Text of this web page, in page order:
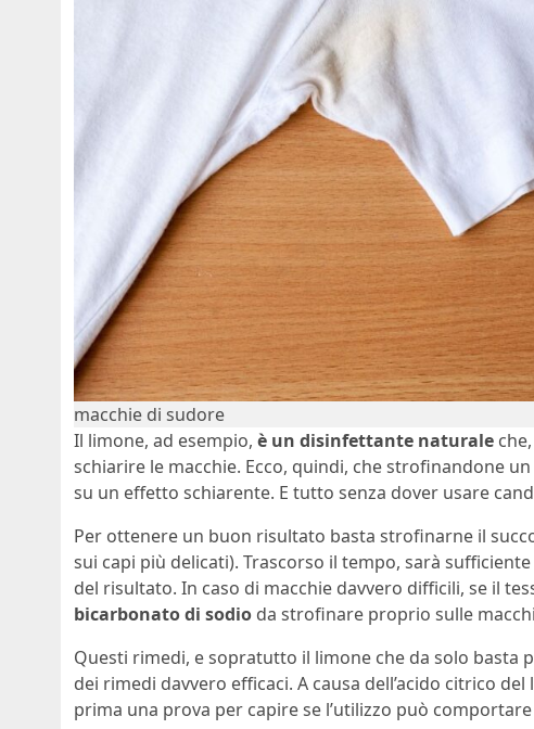
macchie di sudore
Il limone, ad esempio, è un disinfettante naturale
schiarire le macchie. Ecco, quindi, che strofinandone
su un effetto schiarente. E tutto senza dover usare
Per ottenere un buon risultato basta strofinarne il
sui capi più delicati). Trascorso il tempo, sarà
del risultato. In caso di macchie davvero difficili, se il
bicarbonato di sodio da strofinare proprio sulle
Questi rimedi, e sopratutto il limone che da solo basta
dei rimedi davvero efficaci. A causa dell’acido citrico
prima una prova per capire se l’utilizzo può